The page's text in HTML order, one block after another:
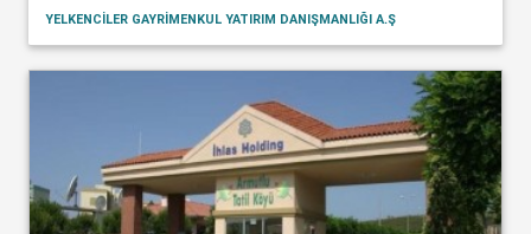
YELKENCİLER GAYRİMENKUL YATIRIM DANIŞMANLIĞI A.Ş